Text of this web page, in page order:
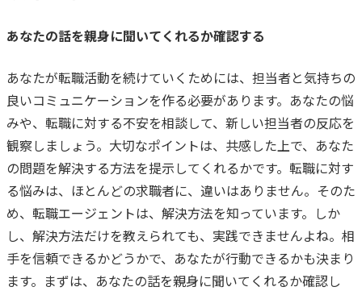
あなたの話を親身に聞いてくれるか確認する
あなたが転職活動を続けていくためには、担当者と気持ちの
良いコミュニケーションを作る必要があります。 あなたの悩
みや、転職に対する不安を相談して、新しい担当者の反応を
観察しましょう。 大切なポイントは、共感した上で、あなた
の問題を解決する方法を提示してくれるかです。 転職に対す
る悩みは、ほとんどの求職者に、違いはありません。 そのた
め、転職エージェントは、解決方法を知っています。 しか
し、解決方法だけを教えられても、実践できませんよね。 相
手を信頼できるかどうかで、あなたが行動できるかも決まり
ます。 まずは、あなたの話を親身に聞いてくれるか確認し